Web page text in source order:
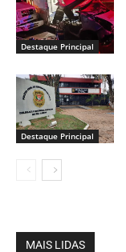
Destaque Principal
Destaque Principal
MAIS LIDAS